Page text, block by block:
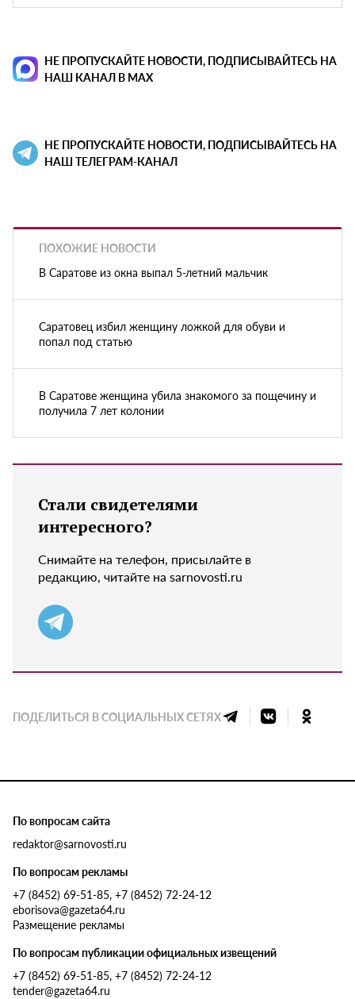
НЕ ПРОПУСКАЙТЕ НОВОСТИ, ПОДПИСЫВАЙТЕСЬ НА
НАШ КАНАЛ В MAX
НЕ ПРОПУСКАЙТЕ НОВОСТИ, ПОДПИСЫВАЙТЕСЬ НА
НАШ ТЕЛЕГРАМ-КАНАЛ
ПОХОЖИЕ НОВОСТИ
В Саратове из окна выпал 5-летний мальчик
Саратовец избил женщину ложкой для обуви и
попал под статью
В Саратове женщина убила знакомого за пощечину и
получила 7 лет колонии
Стали свидетелями
интересного?
Снимайте на телефон, присылайте в
редакцию, читайте на sarnovosti.ru
ПОДЕЛИТЬСЯ В СОЦИАЛЬНЫХ СЕТЯХ
По вопросам сайта
redaktor@sarnovosti.ru
По вопросам рекламы
+7 (8452) 69-51-85, +7 (8452) 72-24-12
eborisova@gazeta64.ru
Размещение рекламы
По вопросам публикации официальных извещений
+7 (8452) 69-51-85, +7 (8452) 72-24-12
tender@gazeta64.ru